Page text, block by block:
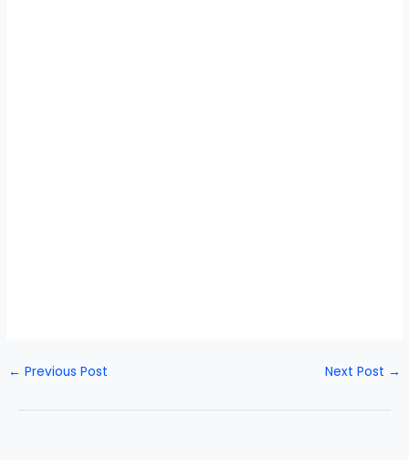
← Previous Post Next Post →